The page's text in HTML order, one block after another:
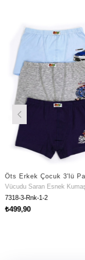
Öts Erkek Çocuk 3'lü Pamuklu Boxer Baskılı Konfor Odaklı Tasarım (7318-3)
Saran Esnek Kumaş
1-2